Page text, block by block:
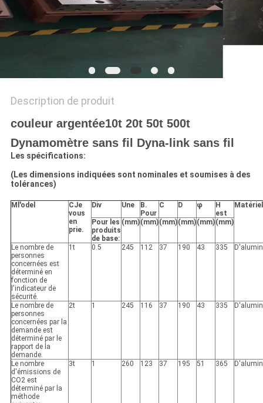
DEMANDEZ
UN DEVIS
SITE
PRIVACY
POLICY
Description de produit
couleur argentée10t 20t 50t 500t
Dynamomètre sans fil Dyna-link sans fil
Les spécifications:
(Les dimensions indiquées sont nominales et soumises à des
tolérances)
M l'odel CJe
vous
en
prie.
Div Une
B.
Pour
C D φ
H
est
Matériel
Pour les
produits
de base:
(mm)(mm)(mm)(mm)(mm)(mm)
Le nombre de
personnes
concernées est
déterminé en
fonction de
l'indicateur de
sécurité.
1t 0.5 245 112 37 190 43 335
Le nombre de
personnes
concernées par la
demande est
déterminé par le
rapport de la
demande.
2t 1 245 116 37 190 43 335
Le nombre
d'émissions de
CO2 est
déterminé par la
méthode
3t 1 260 123 37 195 51 365